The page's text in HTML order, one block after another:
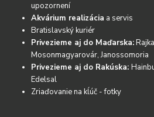
upozornení
Akvárium realizácia a servis
Bratislavský kuriér
Privezieme aj do Maďarska:
Mosonmagyarovár, Janossomoria
Privezieme aj do Rakúska:
Edelsal
Zriaďovanie na kĺúč - fotky